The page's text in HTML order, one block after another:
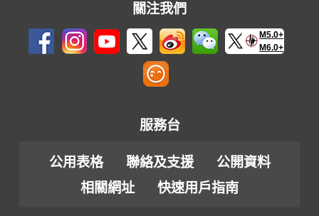
關注我們
M5.0+
M6.0+
服務台
公用表格 聯絡及支援
公開資料
相關網址
快速用戶指南